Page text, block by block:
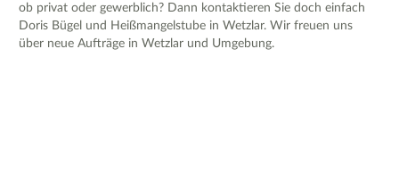
ob privat oder gewerblich? Dann kontaktieren Sie doch einfach
Doris Bügel und Heißmangelstube in Wetzlar. Wir freuen uns
über neue Aufträge in Wetzlar und Umgebung.